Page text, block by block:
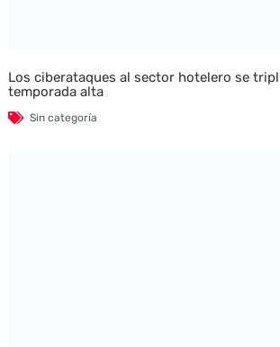
Los ciberataques al sector hotelero se
temporada alta
Sin categoría